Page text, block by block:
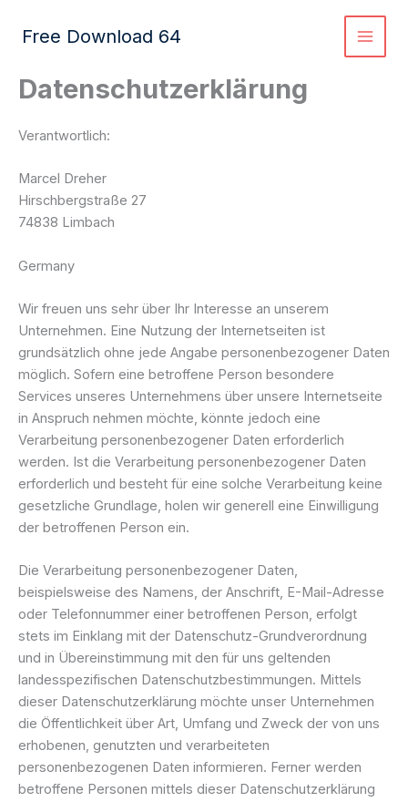
InhaltFree Download 64
Datenschutzerklärung
Verantwortlich:
Marcel Dreher
Hirschbergstraße 27
74838 Limbach
Germany
Wir freuen uns sehr über Ihr Interesse an unserem
Unternehmen. Eine Nutzung der Internetseiten ist
grundsätzlich ohne jede Angabe personenbezogener Daten
möglich. Sofern eine betroffene Person besondere
Services unseres Unternehmens über unsere Internetseite
in Anspruch nehmen möchte, könnte jedoch eine
Verarbeitung personenbezogener Daten erforderlich
werden. Ist die Verarbeitung personenbezogener Daten
erforderlich und besteht für eine solche Verarbeitung keine
gesetzliche Grundlage, holen wir generell eine Einwilligung
der betroffenen Person ein.
Die Verarbeitung personenbezogener Daten,
beispielsweise des Namens, der Anschrift, E-Mail-Adresse
oder Telefonnummer einer betroffenen Person, erfolgt
stets im Einklang mit der Datenschutz-Grundverordnung
und in Übereinstimmung mit den für uns geltenden
landesspezifischen Datenschutzbestimmungen. Mittels
dieser Datenschutzerklärung möchte unser Unternehmen
die Öffentlichkeit über Art, Umfang und Zweck der von uns
erhobenen, genutzten und verarbeiteten
personenbezogenen Daten informieren. Ferner werden
betroffene Personen mittels dieser Datenschutzerklärung